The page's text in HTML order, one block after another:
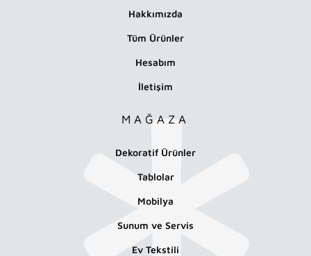
Hakkımızda
Tüm Ürünler
Hesabım
İletişim
MAĞAZA
Dekoratif Ürünler
Tablolar
Mobilya
Sunum ve Servis
Ev Tekstili